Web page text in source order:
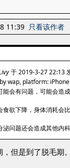
11:39 只看该作者
于 2019-3-27 22:13
wap, platform: iPhone
能会有问题，可能会造
食欲下降，身体消耗会
泌问题还会造成其他内
，但是到了脱毛期